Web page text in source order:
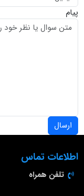
پیام
ارسال
اطلاعات تماس
تلفن همراه